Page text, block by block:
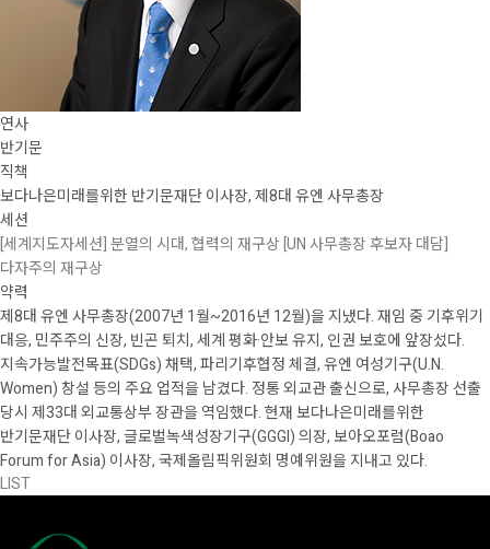
연사
반기문
직책
보다나은미래를위한 반기문재단 이사장, 제8대 유엔 사무총장
세션
[세계지도자세션] 분열의 시대, 협력의 재구상 [UN 사무총장 후보자 대담]
다자주의 재구상
약력
제8대 유엔 사무총장(2007년 1월~2016년 12월)을 지냈다. 재임 중 기후위기
대응, 민주주의 신장, 빈곤 퇴치, 세계 평화·안보 유지, 인권 보호에 앞장섰다.
지속가능발전목표(SDGs) 채택, 파리기후협정 체결, 유엔 여성기구(U.N.
Women) 창설 등의 주요 업적을 남겼다. 정통 외교관 출신으로, 사무총장 선출
당시 제33대 외교통상부 장관을 역임했다. 현재 보다나은미래를위한
반기문재단 이사장, 글로벌녹색성장기구(GGGI) 의장, 보아오포럼(Boao
Forum for Asia) 이사장, 국제올림픽위원회 명예위원을 지내고 있다.
LIST